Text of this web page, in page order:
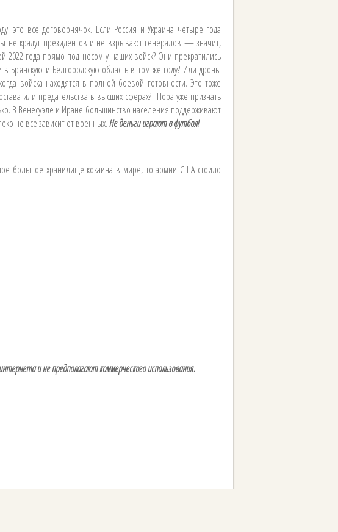
все договорнячок. Если Россия и Украина четыре года
не крадут президентов и не взрывают генералов — значит,
2022 года прямо под носом у наших войск? Они прекратились
Брянскую и Белгородскую область в том же году? Или дроны
войска находятся в полной боевой готовности. Это тоже
или предательства в высших сферах? Пора уже признать
В Венесуэле и Иране большинство населения поддерживают
не всё зависит от военных.Не деньги играют в футбол!
большое хранилище кокаина в мире, то армии США стоило
и не предполагают коммерческого использования.